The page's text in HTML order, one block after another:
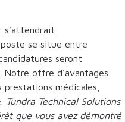
s’attendrait
se situe entre
candidatures seront
Notre offre d’avantages
médicales,
Tundra Technical Solutions
que vous avez démontré